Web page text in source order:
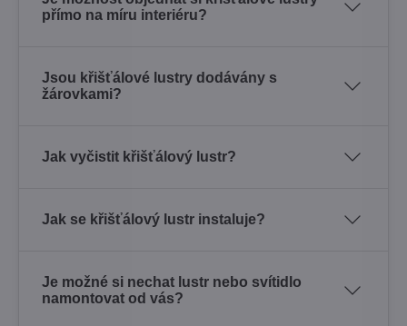
přímo na míru interiéru?
Jsou křišťálové lustry dodávány s
žárovkami?
Jak vyčistit křišťálový lustr?
Jak se křišťálový lustr instaluje?
Je možné si nechat lustr nebo svítidlo
namontovat od vás?